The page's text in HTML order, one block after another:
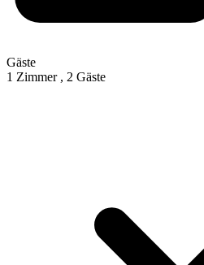
Gäste
1 Zimmer , 2 Gäste